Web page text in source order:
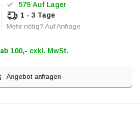
579 Auf Lager
1 - 3 Tage
Mehr nötig? Auf Anfrage
ab 100,- exkl. MwSt.
Angebot anfragen